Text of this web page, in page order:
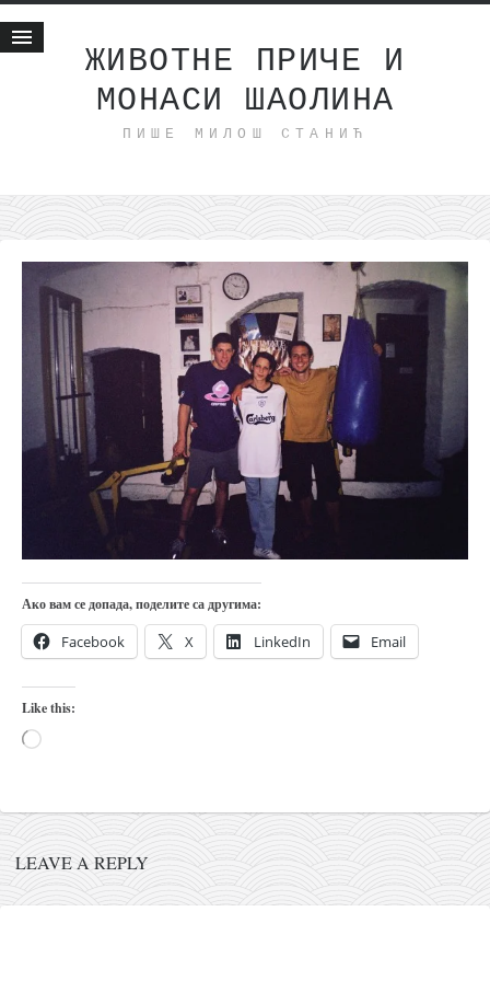
ЖИВОТНЕ ПРИЧЕ И
МОНАСИ ШАОЛИНА
ПИШЕ МИЛОШ СТАНИЋ
Животне приче
интернет пословање
исхраном до здравља
мој хаику
моменти и места
бонус садржај
светлопис
законоправило
духовни отац
православље
забрањена историја
породичне приче
прота Воја
календар српски
најновије на блогу
моје белешке
историја каратеа
Ако вам се допада, поделите са другима:
Facebook X LinkedIn Email
Like this:
Loading…
LEAVE A REPLY